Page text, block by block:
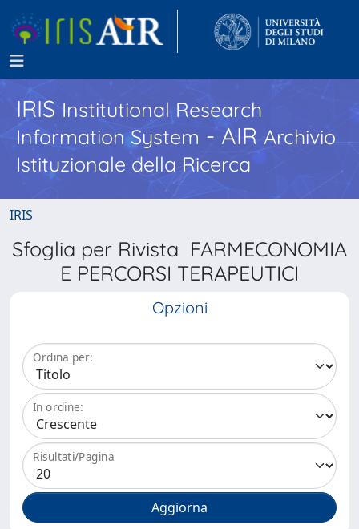
IRISInstitutional Research
Information System - AIR Archivio
Istituzionale della Ricerca
IRIS
Sfoglia per Rivista FARMECONOMIA
E PERCORSI TERAPEUTICI
Opzioni
Ordina per:
In ordine:
Risultati/Pagina